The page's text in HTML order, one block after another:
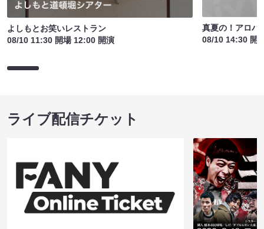
よしもとお笑いレストラン
08/10 11:30 開場 12:00 開演
真夏の！アロハ
08/10 14:30 開
ライブ配信チケット